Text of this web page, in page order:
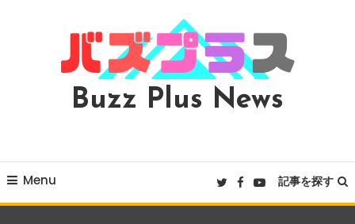
Buzz Plus News
Menu 記事を探す